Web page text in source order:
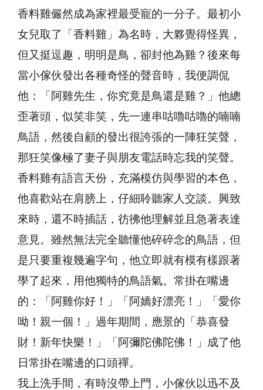
香料雞儼然成為家裡最受寵的一分子。最初小
女兒取了「香料雞」為名時，大夥覺得怪異，
但又挺逗趣，明明是鳥，卻封他為雞？後來每
當小傢伙發出各種奇怪的聲音時，我便調侃
他：「阿雞先生，你究竟是鳥還是雞？」他總
歪著頭，似笑非笑，先一連串咕嚕咕嚕的喃喃
鳥語，然後自顧的發出很誇張的一陣狂笑聲，
那狂笑像極了妻子與朋友電話時忘我的笑聲。
香料雞有語言天份，充滿模仿與學習的本色，
他喜歡站在肩膀上，仔細聆聽家人交談。興致
來時，還不時插話，彷彿他理解並且急著表達
意見。雖然無法完全聽懂他碎碎念的鳥語，但
是只要重複幾遍字句，他立即就有模有樣跟著
學了起來，用他獨特的鳥語氣。常掛在嘴邊
的：「阿雞你好！」「阿嬌好漂亮！」「愛你
呦！親一個！」過年期間，應景的「恭喜發
財！新年快樂！」「阿彌陀佛陀佛！」成了他
日常掛在嘴邊的口頭禪。
我上洗手間，有時沒帶上門，小傢伙以迅不及